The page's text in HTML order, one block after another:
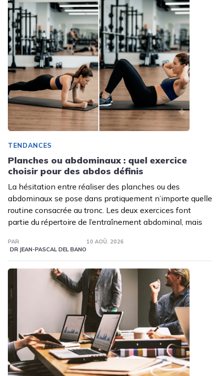
TENDANCES
Planches ou abdominaux : quel exercice
choisir pour des abdos définis
La hésitation entre réaliser des planches ou des
abdominaux se pose dans pratiquement n’importe quelle
routine consacrée au tronc. Les deux exercices font
partie du répertoire de l’entraînement abdominal, mais
PAR
DR JEAN-PASCAL DEL BANO
10 AOÛ. 2026